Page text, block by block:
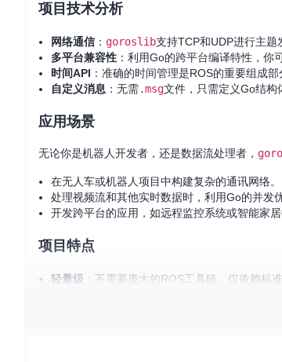
项目技术分析
网络通信 ： goroslib支持TCP和UDP进行主题
多平台兼容性 ：利用Go的跨平台编译特性，你
时间API ：准确的时间管理是ROS的重要组成部
自定义消息 ：无需.msg文件，只需定义Go结构
应用场景
无论你是机器人开发者，还是数据流处理者，
在无人车或机器人项目中构建复杂的通讯网络。
处理视频流和其他实时数据时，利用Go的并发
开发跨平台的应用，如远程监控系统或智能家居
项目特点
轻量级 ：不需要庞大的ROS工具链，仅依赖标准
：包括话题、服务、动作等ROS核心
：能轻易导入并使用ROS的标准消息和